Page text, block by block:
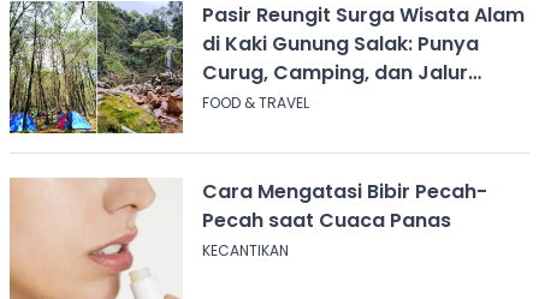
Pasir Reungit Surga Wisata Alam
di Kaki Gunung Salak: Punya
Curug, Camping, dan Jalur
Pendakian
FOOD & TRAVEL
Cara Mengatasi Bibir Pecah-
Pecah saat Cuaca Panas
KECANTIKAN